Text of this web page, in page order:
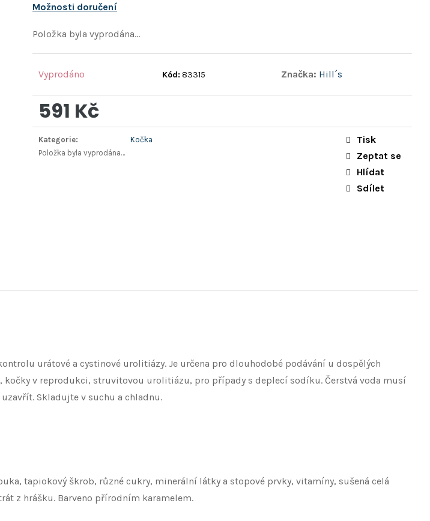
Možnosti doručení
Položka byla vyprodána…
Vyprodáno Kód: 83315 Značka: Hill´s
591 Kč
Měrná
cena:
Kategorie:
Kočka
Položka byla vyprodána…
Tisk
Zeptat se
Hlídat
Sdílet
urátové a cystinové urolitiázy. Je určena pro dlouhodobé podávání u dospělých
v reprodukci, struvitovou urolitiázu, pro případy s deplecí sodíku. Čerstvá voda musí
Skladujte v suchu a chladnu.
tapiokový škrob, různé cukry, minerální látky a stopové prvky, vitamíny, sušená celá
z hrášku. Barveno přírodním karamelem.